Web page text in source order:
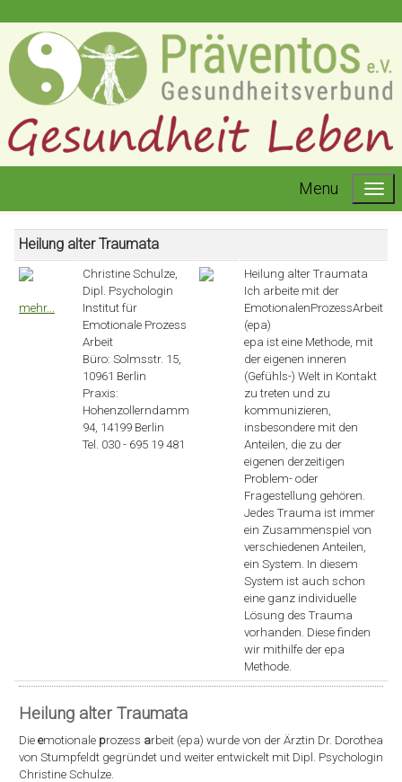
Menu
Heilung alter Traumata
mehr...
Christine Schulze,
Dipl. Psychologin
Institut für
Emotionale Prozess
Arbeit
Büro: Solmsstr. 15,
10961 Berlin
Praxis:
Hohenzollerndamm
94, 14199 Berlin
Tel. 030 - 695 19 481
Heilung alter Traumata
Ich arbeite mit der
EmotionalenProzessArbeit
(epa)
epa ist eine Methode, mit
der eigenen inneren
(Gefühls-) Welt in Kontakt
zu treten und zu
kommunizieren,
insbesondere mit den
Anteilen, die zu der
eigenen derzeitigen
Problem- oder
Fragestellung gehören.
Jedes Trauma ist immer
ein Zusammenspiel von
verschiedenen Anteilen,
ein System. In diesem
System ist auch schon
eine ganz individuelle
Lösung des Trauma
vorhanden. Diese finden
wir mithilfe der epa
Methode.
Heilung alter Traumata
Die emotionale prozess arbeit (epa) wurde von der Ärztin Dr. Dorothea
von Stumpfeldt gegründet und weiter entwickelt mit Dipl. Psychologin
Christine Schulze.